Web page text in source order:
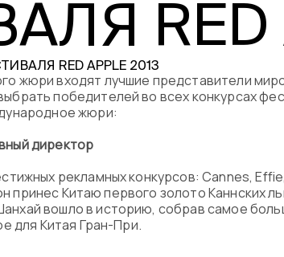
Часто
Партнеры
Блог
Цикл
RED
жюри входят лучшие представители
победителей во всех конкурсах
жюри:
директор
рекламных конкурсов: Cannes,
принес Китаю первого золото Каннских
вошло в историю, собрав самое
для Китая Гран-При.